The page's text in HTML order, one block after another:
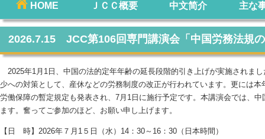
メインメニュー
移
動
HOME ＪＣＣ概要 中文简介 主な
2026.7.15 JCC第106回専門講演会「中国労務法規
2025年1月1日、中国の法的定年年齢の延長段階的引き上げが実施されま
少への対策として、産休などの労務制度の改正が行われています。更には
労働保障の暫定規定も発表され、7月1日に施行予定です。本講演会では、
ます。奮ってご参加のほど、お願い申し上げます。
【日 時】2026年７月1５日（水）14：30～16：30（日本時間）